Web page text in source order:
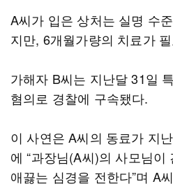
A씨가 입은 상처는 실명 수
지만, 6개월가량의 치료가
가해자 B씨는 지난달 31일
혐의로 경찰에 구속됐다.
이 사연은 A씨의 동료가 지
에 “과장님(A씨)의 사모님이
애끓는 심경을 전한다”며 A